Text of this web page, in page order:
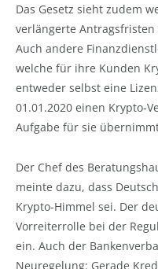
Das Gesetz sieht zudem
verlängerte
Auch andere
welche für ihre Kunden
entweder selbst eine
01.01.2020 einen Krypto-
Aufgabe für sie
Der Chef des
meinte dazu, dass
Krypto-Himmel sei. Der
Vorreiterrolle bei der
ein. Auch der
Neuregelung: Gerade